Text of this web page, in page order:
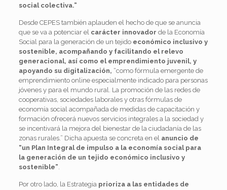
social colectiva.”
Desde CEPES también aplauden el hecho de que se anuncia
que se va a potenciar el carácter innovador de la Economía
Social para la generación de un tejido económico inclusivo y
sostenible, acompañando y facilitando el relevo
generacional, así como el emprendimiento juvenil, y
apoyando su digitalización, “como fórmula emergente de
emprendimiento online especialmente indicado para personas
jóvenes y para el mundo rural. La promoción de las redes de
cooperativas, sociedades laborales y otras fórmulas de
economía social acompañada de medidas de capacitación y
formación ofrecerá nuevos servicios integrales a la sociedad y
se incentivará la mejora del bienestar de la ciudadanía de las
zonas rurales.” Dicha apuesta se concreta en el anuncio de
“un Plan Integral de impulso a la economía social para
la generación de un tejido económico inclusivo y
sostenible”
Por otro lado, la Estrategia prioriza a las entidades de